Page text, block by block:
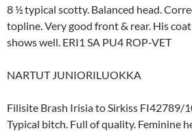
8 ½ typical scotty. Balanced head.
topline. Very good front & rear. His
shows well. ERI1 SA PU4 ROP-VET
NARTUT JUNIORILUOKKA
Filisite Brash Irisia to Sirkiss FI42789/
Typical bitch. Full of quality. Feminine